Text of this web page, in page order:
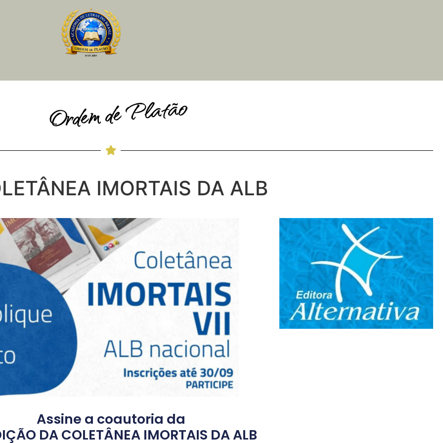
Ordem de Platão
IMORTAIS DA ALB
Assine a coautoria da
DA COLETÂNEA IMORTAIS DA ALB